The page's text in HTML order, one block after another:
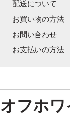
配送について
お買い物の方法
お問い合わせ
お支払いの方法
オフホ